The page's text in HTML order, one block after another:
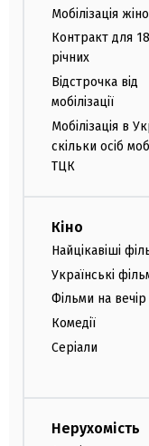
Мобілізація
Контракт для
річних
Відстрочка від
мобілізації
Мобілізація в
скільки осіб
ТЦК
Кіно
Найцікавіші
Українські
Фільми на вечір
Комедії
Серіали
Нерухомість